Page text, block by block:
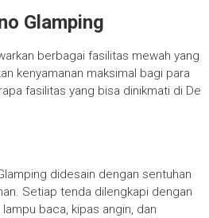
Glamping
berbagai fasilitas mewah yang
kenyamanan maksimal bagi para
fasilitas yang bisa dinikmati di De
didesain dengan sentuhan
Setiap tenda dilengkapi dengan
baca, kipas angin, dan